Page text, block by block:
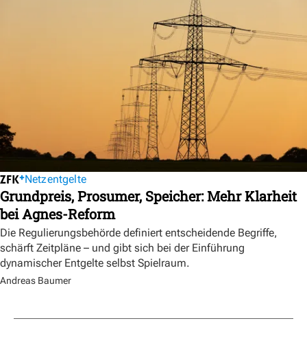
Netzentgelte
Grundpreis, Prosumer, Speicher: Mehr Klarheit
bei Agnes-Reform
Die Regulierungsbehörde definiert entscheidende Begriffe,
schärft Zeitpläne – und gibt sich bei der Einführung
dynamischer Entgelte selbst Spielraum.
Andreas Baumer